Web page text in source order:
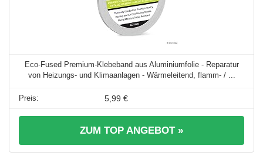
Eco-Fused Premium-Klebeband aus Aluminiumfolie - Reparatur
von Heizungs- und Klimaanlagen - Wärmeleitend, flamm- / ...
5,99 €
ZUM TOP ANGEBOT »